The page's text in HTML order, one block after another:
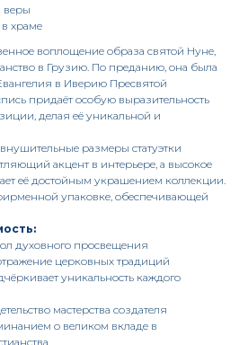
веры
храме
воплощение образа святой Нуне,
в Грузию. По преданию, она была
в Иверию Пресвятой
придаёт особую выразительность
делая её уникальной и
внушительные размеры статуэтки
акцент в интерьере, а высокое
её достойным украшением коллекции.
упаковке, обеспечивающей
духовного просвещения
церковных традиций
уникальность каждого
мастерства создателя
о великом вкладе в